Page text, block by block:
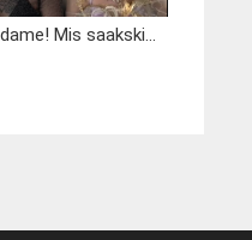
Mis saakski...